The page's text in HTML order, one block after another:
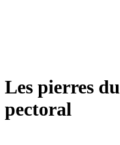
Les pierres du
pectoral